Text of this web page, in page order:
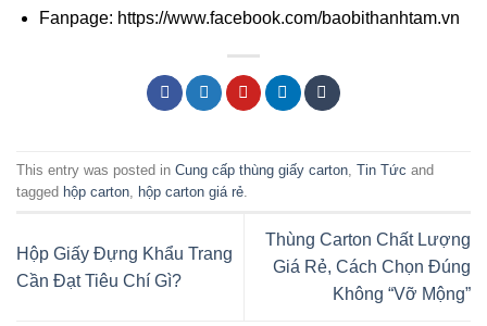
Fanpage: https://www.facebook.com/baobithanhtam.vn
This entry was posted in Cung cấp thùng giấy carton Tin Tức and
tagged hộp carton hộp carton giá rẻ
Hộp Giấy Đựng Khẩu Trang
Cần Đạt Tiêu Chí Gì?
Thùng Carton Chất Lượng
Giá Rẻ, Cách Chọn Đúng
Không “Vỡ Mộng”